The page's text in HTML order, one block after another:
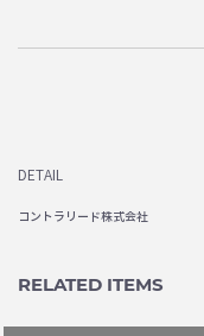
DETAIL
コントラリード株式会社
RELATED ITEMS